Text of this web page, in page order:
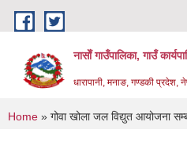
Skip to main content
नासाेँ गाउँपालिका, गाउँ
धारापानी, मनाङ, गण्डकी प्रदेश,
You are here
Home » गोवा खोला जल विद्युत आयोजना